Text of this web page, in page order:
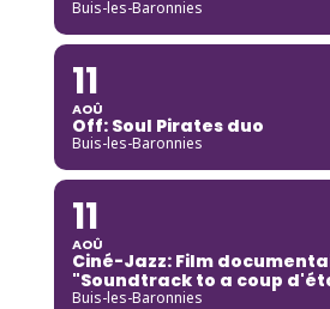
Buis-les-Baronnies
11
AOÛ
Off: Soul Pirates duo
Buis-les-Baronnies
11
AOÛ
Ciné-Jazz: Film
"Soundtrack to a coup
Buis-les-Baronnies